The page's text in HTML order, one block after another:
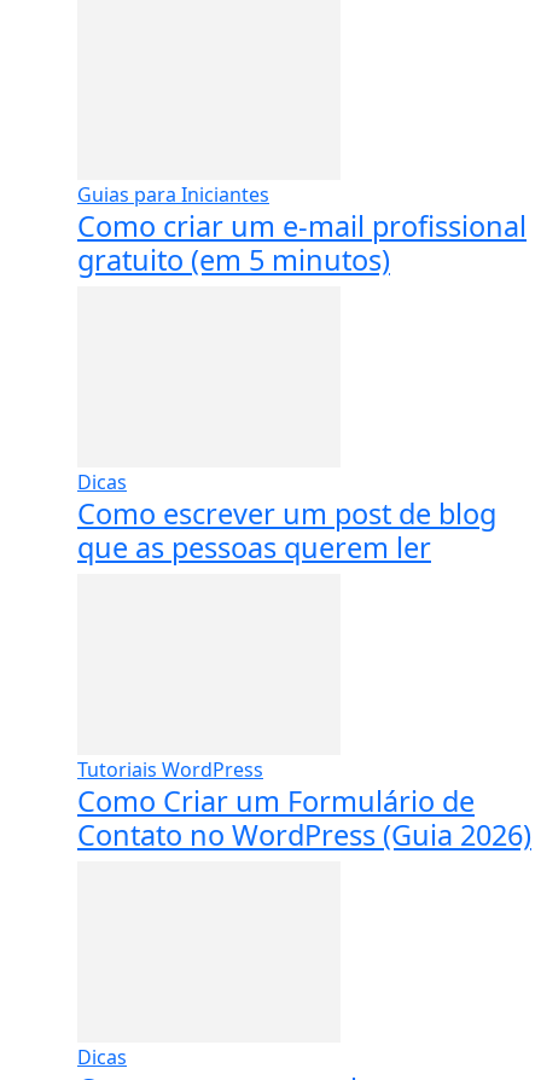
Guias para Iniciantes
Como criar um e-mail profissional
gratuito (em 5 minutos)
Dicas
Como escrever um post de blog
que as pessoas querem ler
Tutoriais WordPress
Como Criar um Formulário de
Contato no WordPress (Guia 2026)
Dicas